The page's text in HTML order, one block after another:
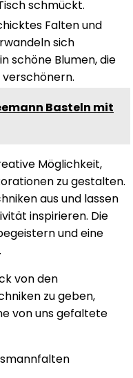
schmückt.
Falten und
sich
schöne Blumen, die
verschönern.
Basteln mit
Möglichkeit,
zu gestalten.
aus und lassen
inspirieren. Die
und eine
von den
zu geben,
von uns gefaltete